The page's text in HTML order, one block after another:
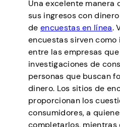
Una excelente manera
sus ingresos con
de encuestas en línea.
encuestas sirven
entre las empresas
investigaciones de
personas que buscan
dinero. Los sitios de
proporcionan los
consumidores, a
completarlos,